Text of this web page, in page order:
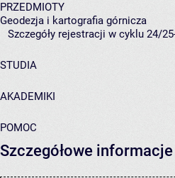
PRZEDMIOTY
Geodezja i kartografia górnicza
Szczegóły rejestracji w cyklu 24/
STUDIA
AKADEMIKI
POMOC
Szczegółowe